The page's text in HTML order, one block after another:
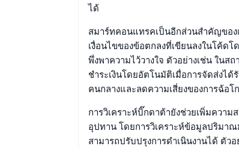
ได้
สมาร์ทคอนแทรคเป็นอีกส่วนสำคัญของ
เงื่อนไขของข้อตกลงที่เขียนลงในโค้ด
พึ่งพาความไว้วางใจ ตัวอย่างเช่น ใน
ชำระเงินโดยอัตโนมัติเมื่อการจัดส่งไ
คนกลางและลดความเสี่ยงของการฉ้อโ
การวิเคราะห์บิ๊กดาต้ายังช่วยเพิ่มความ
อุปทาน โดยการวิเคราะห์ข้อมูลปริมา
สามารถปรับปรุงการดำเนินงานได้ ตัว